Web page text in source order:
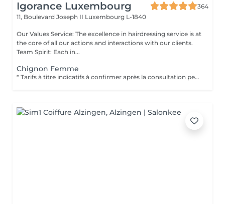
Igorance Luxembourg
364
11, Boulevard Joseph II Luxembourg L-1840
Our Values Service: The excellence in hairdressing service is at
the core of all our actions and interactions with our clients.
Team Spirit: Each in...
Chignon Femme
* Tarifs à titre indicatifs à confirmer après la consultation personnalisée établit auprès de votre coiffeur/stylist/spécialiste * La direction se réserve le droit dapporter des modifications pour le bon fonctionnement du salon